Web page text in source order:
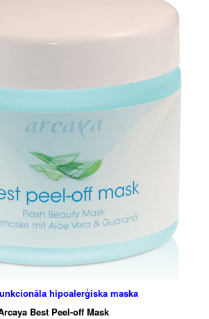
hipoalerģiska maska
Best Peel-off Mask